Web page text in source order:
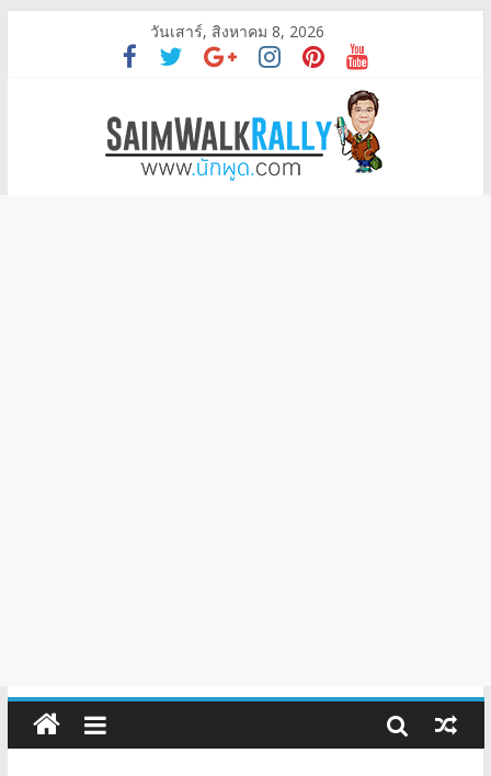
วันเสาร์, สิงหาคม 8, 2026